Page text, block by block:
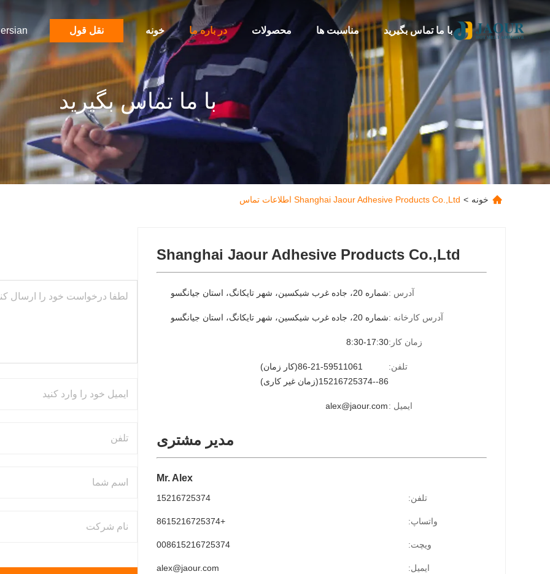
خونه در باره ما محصولات مناسبت ها با ما تماس بگیرید نقل قول
با ما تماس بگیرید
خونه > Shanghai Jaour Adhesive Products Co.,Ltd اطلاعات تماس
Shanghai Jaour Adhesive Products Co.,Ltd
آدرس :شماره 20، جاده غرب شیکسین، شهر تایکانگ، استان جیانگسو
آدرس کارخانه :شماره 20، جاده غرب شیکسین، شهر تایکانگ، استان جیانگسو
زمان کار:8:30-17:30
تلفن:
86-21-59511061(کار زمان)
86--15216725374(زمان غیر کاری)
ایمیل :alex@jaour.com
مدیر مشتری
Mr. Alex
تلفن: 15216725374
واتساپ: +8615216725374
ویچت: 008615216725374
ایمیل: alex@jaour.com